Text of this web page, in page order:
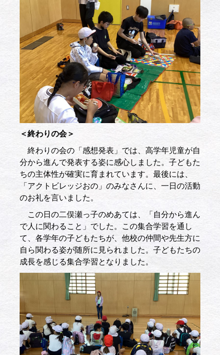
＜終わりの会＞
終わりの会の「感想発表」では、高学年児童が自
分から進んで発表する姿に感心しました。子どもた
ちの主体性が確実に育まれています。最後には、
「アクトビレッジおの」のみなさんに、一日の活動
のお礼を言いました。
この日の二俣瀬っ子のめあては、「自分から進ん
で人に関わること」でした。この集合学習を通し
て、各学年の子どもたちが、他校の仲間や先生方に
自ら関わる姿が随所に見られました。子どもたちの
成長を感じる集合学習となりました。